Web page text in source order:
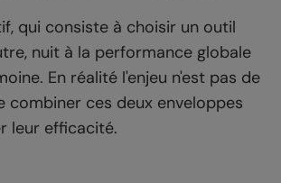
qui consiste à choisir un outil
nuit à la performance globale
En réalité l'enjeu n'est pas de
combiner ces deux enveloppes
leur efficacité.